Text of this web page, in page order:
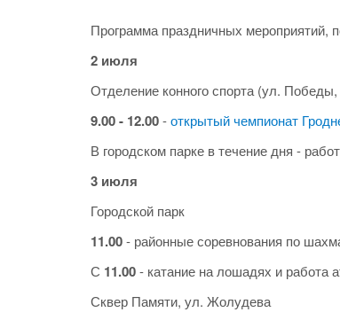
Программа праздничных
2 июля
Отделение конного спорта (ул. Победы,
9.00 - 12.00-открытый чемпионат
В городском парке в течение дня -
3 июля
Городской парк
11.00- районные соревнования по
С 11.00- катание на лошадях и работа
Сквер Памяти, ул. Жолудева